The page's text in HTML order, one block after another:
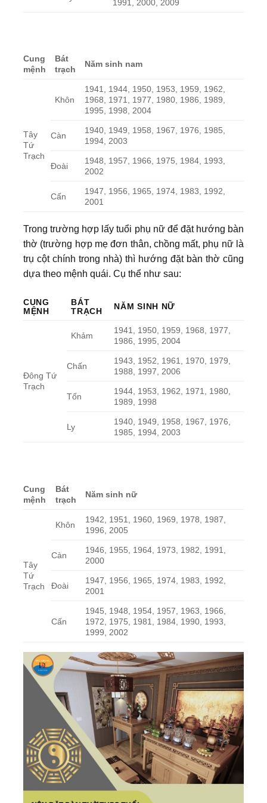
1991, 2000, 2009
Cung
mệnh
Bát
trạch
Năm sinh nam
Tây
Tứ
Trạch
Khôn
1941, 1944, 1950, 1953, 1959, 1962,
1968, 1971, 1977, 1980, 1986, 1989,
1995, 1998, 2004
Càn
1940, 1949, 1958, 1967, 1976, 1985,
1994, 2003
Đoài
1948, 1957, 1966, 1975, 1984, 1993,
2002
Cấn
1947, 1956, 1965, 1974, 1983, 1992,
2001
Trong trường hợp lấy tuổi phụ nữ để đặt hướng bàn
thờ (trường hợp mẹ đơn thân, chồng mất, phụ nữ là
trụ cột chính trong nhà) thì hướng đặt bàn thờ cũng
dựa theo mệnh quái. Cụ thể như sau:
CUNG
MỆNH
BÁT
TRẠCH
NĂM SINH NỮ
Đông Tứ
Trạch
Khảm
1941, 1950, 1959, 1968, 1977,
1986, 1995, 2004
Chấn
1943, 1952, 1961, 1970, 1979,
1988, 1997, 2006
Tốn
1944, 1953, 1962, 1971, 1980,
1989, 1998
Ly
1940, 1949, 1958, 1967, 1976,
1985, 1994, 2003
Cung
mệnh
Bát
trạch
Năm sinh nữ
Tây
Tứ
Trạch
Khôn
1942, 1951, 1960, 1969, 1978, 1987,
1996, 2005
Càn
1946, 1955, 1964, 1973, 1982, 1991,
2000
Đoài
1947, 1956, 1965, 1974, 1983, 1992,
2001
Cấn
1945, 1948, 1954, 1957, 1963, 1966,
1972, 1975, 1981, 1984, 1990, 1993,
1999, 2002